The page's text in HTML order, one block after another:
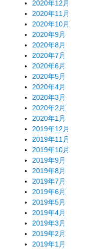
2020年12月
2020年11月
2020年10月
2020年9月
2020年8月
2020年7月
2020年6月
2020年5月
2020年4月
2020年3月
2020年2月
2020年1月
2019年12月
2019年11月
2019年10月
2019年9月
2019年8月
2019年7月
2019年6月
2019年5月
2019年4月
2019年3月
2019年2月
2019年1月